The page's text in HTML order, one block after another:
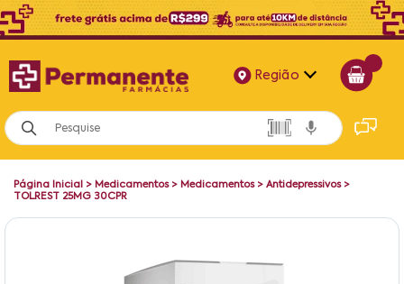
Região
Alagoas
Bahia
Página Inicial > Medicamentos> Medicamentos> Antidepressivos>
TOLREST 25MG 30CPR